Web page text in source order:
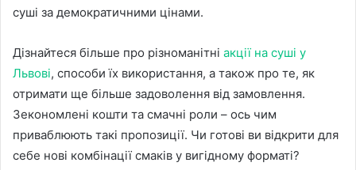
суші за демократичними цінами.
Дізнайтеся більше про різноманітні акції на суші у
Львові, способи їх використання, а також про те, як
отримати ще більше задоволення від замовлення.
Зекономлені кошти та смачні роли – ось чим
приваблюють такі пропозиції. Чи готові ви відкрити для
себе нові комбінації смаків у вигідному форматі?